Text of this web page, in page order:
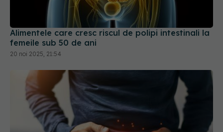
Alimentele care cresc riscul de polipi intestinali la
femeile sub 50 de ani
20 noi 2025, 21:54